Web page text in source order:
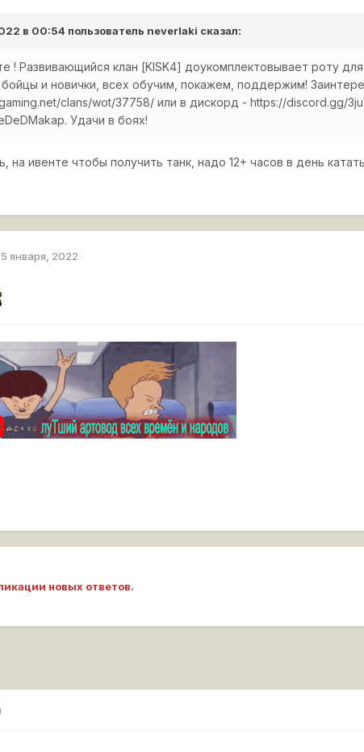
в 00:54 пользователь neverlaki сказал:
! Развивающийся клан [KISK4] доукомплектовывает роту
бойцы и новички, всех обучим, покажем, поддержим!
clans/wot/37758/ или в дискорд - https://discord.gg/
Удачи в боях!
на ивенте чтобы получить танк, надо 12+ часов в день
января, 2022
новых ответов.